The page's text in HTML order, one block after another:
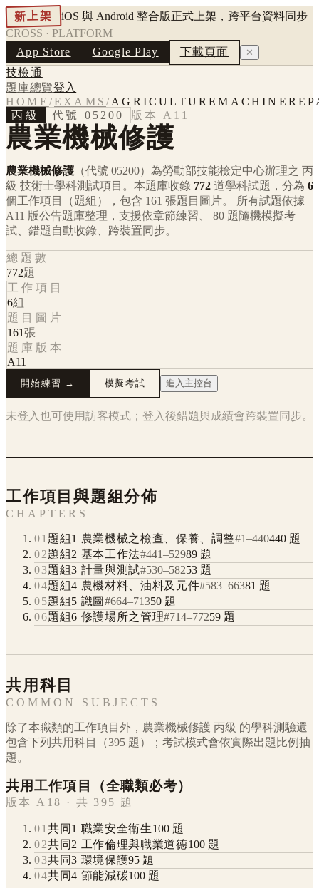
新上架
iOS 與 Android 整合版正式上架，跨平台資料同步
CROSS · PLATFORM
App Store
Google Play 下載頁面 ✕
技檢通
題庫總覽登入
HOME /EXAMS/
丙級
代號 05200 版本 A11
農業機械修護
農業機械修護 （代號 05200） 為勞動部技能檢定中心辦理之 丙
級 技術士學科測試項目。本題庫收錄 772 道學科試題，分為 6
個工作項目（題組），包含 161 張題目圖片。 所有試題依據
A11 版公告題庫整理，支援依章節練習、 80 題隨機模擬考
試、錯題自動收錄、跨裝置同步。
總題數
772題
工作項目
6組
題目圖片
161張
題庫版本
A11
開始練習 → 模擬考試 進入主控台
未登入也可使用訪客模式；登入後錯題與成績會跨裝置同步。
工作項目與題組分佈
CHAPTERS
01 題組1 農業機械之檢查、保養、調整#1–440440 題
02題組2 基本工作法#441–52989題
03題組3 計量與測試#530–58253題
04題組4 農機材料、油料及元件#583–66381 題
05題組5 識圖#664–71350 題
06題組6 修護場所之管理#714–77259 題
共用科目
COMMON SUBJECTS
除了本職類的工作項目外， 農業機械修護 丙級 的學科測驗還
包含下列共用科目（395 題）；考試模式會依實際出題比例抽
題。
共用工作項目（全職類必考）
版本 A18 · 共 395 題
01共同1 職業安全衛生100題
02共同2 工作倫理與職業道德100題
03共同3 環境保護95 題
04共同4 節能減碳100 題